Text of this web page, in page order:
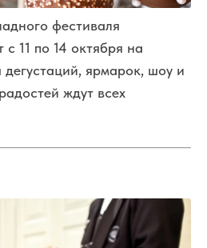
фестиваля
11 по 14 октября на
ярмарок, шоу и
ждут всех